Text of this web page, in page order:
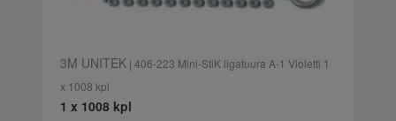
3M UNITEK| 406-223 Mini-StiK ligatuura A-1 Violetti 1
x 1008 kpl
1 x 1008 kpl